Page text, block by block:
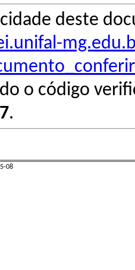
deste
o código
.
08